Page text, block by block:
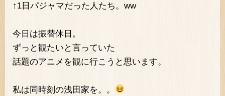
↑1日パジャマだった人たち。ww
今日は振替休日。
ずっと観たいと言っていた
話題のアニメを観に行こうと思います。
私は同時刻の浅田家を。。